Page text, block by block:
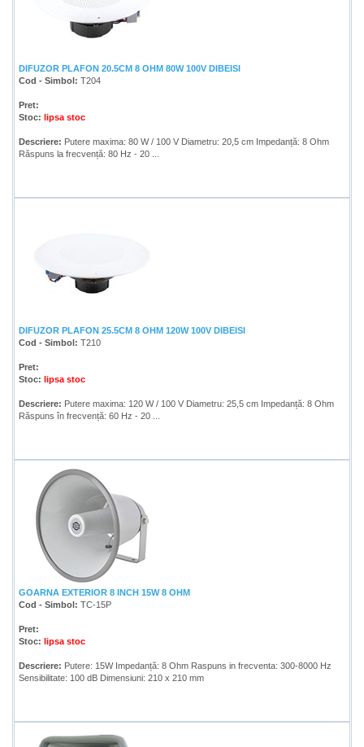
DIFUZOR PLAFON 20.5CM 8 OHM 80W 100V DIBEISI
Cod - Simbol: T204
Pret:
Stoc: lipsa stoc
Descriere: Putere maxima: 80 W / 100 V Diametru: 20,5 cm Impedanță: 8 Ohm
Răspuns la frecvență: 80 Hz - 20 ...
DIFUZOR PLAFON 25.5CM 8 OHM 120W 100V DIBEISI
Cod - Simbol: T210
Pret:
Stoc: lipsa stoc
Descriere: Putere maxima: 120 W / 100 V Diametru: 25,5 cm Impedanță: 8 Ohm
Răspuns în frecvență: 60 Hz - 20 ...
GOARNA EXTERIOR 8 INCH 15W 8 OHM
Cod - Simbol: TC-15P
Pret:
Stoc: lipsa stoc
Descriere: Putere: 15W Impedanță: 8 Ohm Raspuns in frecventa: 300-8000 Hz
Sensibilitate: 100 dB Dimensiuni: 210 x 210 mm